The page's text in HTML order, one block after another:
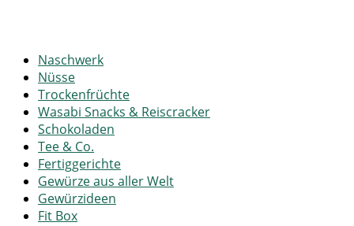
Naschwerk
Nüsse
Trockenfrüchte
Wasabi Snacks & Reiscracker
Schokoladen
Tee & Co.
Fertiggerichte
Gewürze aus aller Welt
Gewürzideen
Fit Box